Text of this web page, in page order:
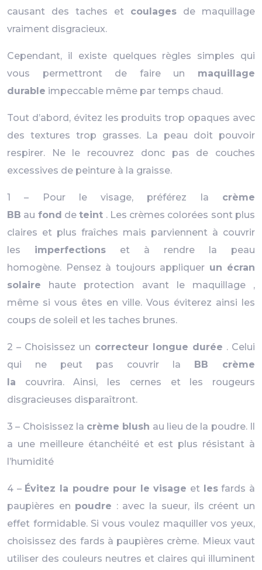
causant des taches et coulages de maquillage
vraiment disgracieux.
Cependant, il existe quelques règles simples qui
vous permettront de faire un maquillage
durable impeccable même par temps chaud.
Tout d’abord, évitez les produits trop opaques avec
des textures trop grasses. La peau doit pouvoir
respirer. Ne le recouvrez donc pas de couches
excessives de peinture à la graisse.
1 – Pour le visage, préférez la crème
BB au fond deteint . Les crèmes colorées sont plus
claires et plus fraîches mais parviennent à couvrir
les imperfections et à rendre la peau
homogène. Pensez à toujours appliquer un écran
solaire haute protection avant le maquillage ,
même si vous êtes en ville. Vous éviterez ainsi les
coups de soleil et les taches brunes.
2 – Choisissez un correcteur longue durée . Celui
qui ne peut pas couvrir la BB crème
la couvrira. Ainsi, les cernes et les rougeurs
disgracieuses disparaîtront.
3 – Choisissez la crème blush au lieu de la poudre. Il
a une meilleure étanchéité et est plus résistant à
l’humidité
4 – Évitez la poudre pour le visage et lesfards à
paupières en poudre : avec la sueur, ils créent un
effet formidable. Si vous voulez maquiller vos yeux,
choisissez des fards à paupières crème. Mieux vaut
utiliser des couleurs neutres et claires qui illuminent